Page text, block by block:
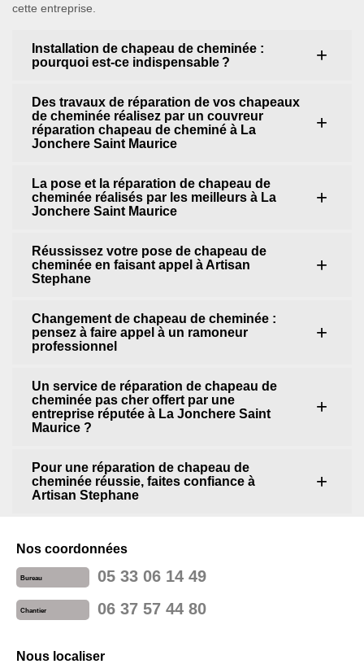
cette entreprise.
Installation de chapeau de cheminée :
pourquoi est-ce indispensable ?
Des travaux de réparation de vos chapeaux
de cheminée réalisez par un couvreur
réparation chapeau de cheminé à La
Jonchere Saint Maurice
La pose et la réparation de chapeau de
cheminée réalisés par les meilleurs à La
Jonchere Saint Maurice
Réussissez votre pose de chapeau de
cheminée en faisant appel à Artisan
Stephane
Changement de chapeau de cheminée :
pensez à faire appel à un ramoneur
professionnel
Un service de réparation de chapeau de
cheminée pas cher offert par une
entreprise réputée à La Jonchere Saint
Maurice ?
Pour une réparation de chapeau de
cheminée réussie, faites confiance à
Artisan Stephane
Nos coordonnées
Bureau 05 33 06 14 49
Chantier 06 37 57 44 80
Nous localiser